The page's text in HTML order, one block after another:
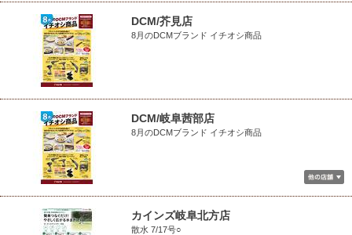
DCM/芥見店
8月のDCMブランド イチオシ商品
DCM/岐阜茜部店
8月のDCMブランド イチオシ商品
カインズ岐阜北方店
散水 7/17号○